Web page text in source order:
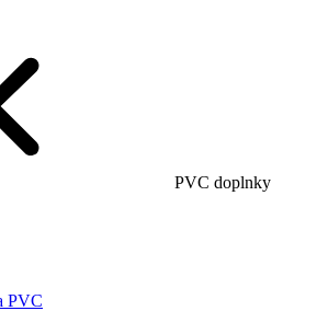
PVC doplnky
PVC